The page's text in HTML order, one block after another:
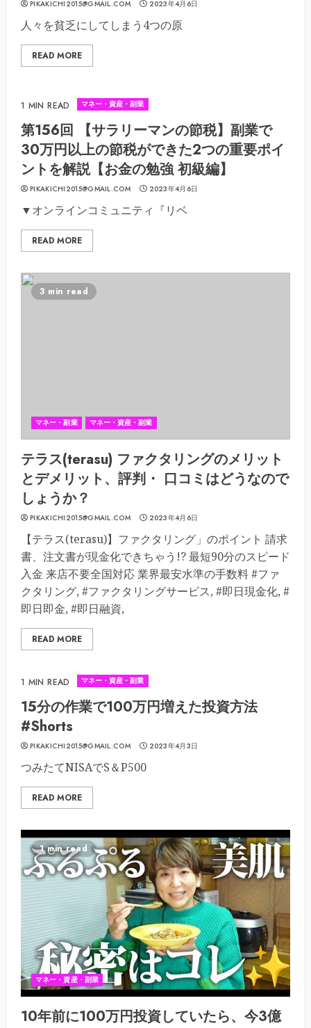
PIKAKICHI2015@GMAIL.COM 2023年4月6日
人々を貧乏にしてしまう4つの原
READ MORE
1 MIN READ マネー・資産・副業
第156回 【サラリーマンの節税】副業で
30万円以上の節税ができた2つの重要ポイ
ントを解説【お金の勉強 初級編】
PIKAKICHI2015@GMAIL.COM 2023年4月6日
▼オンラインコミュニティ『リベ
READ MORE
3 min read
マネー・副業 マネー・資産・副業
テラス(terasu) ファクタリングのメリット
とデメリット、評判・ 口コミはどうなので
しょうか？
PIKAKICHI2015@GMAIL.COM 2023年4月6日
【テラス(terasu)】ファクタリング」のポイント 請求
書、注文書が現金化できちゃう!? 最短90分のスピード
入金 来店不要全国対応 業界最安水準の手数料 #ファ
クタリング, #ファクタリングサービス, #即日現金化, #
即日即金, #即日融資,
READ MORE
1 MIN READ マネー・資産・副業
15分の作業で100万円増えた投資方法
#Shorts
PIKAKICHI2015@GMAIL.COM 2023年4月3日
つみたてNISAでS＆P500
READ MORE
1 min read
マネー・資産・副業
10年前に100万円投資していたら、今3億